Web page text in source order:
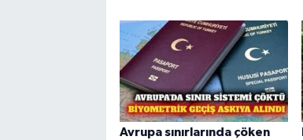
Avrupa sınırlarında çöken